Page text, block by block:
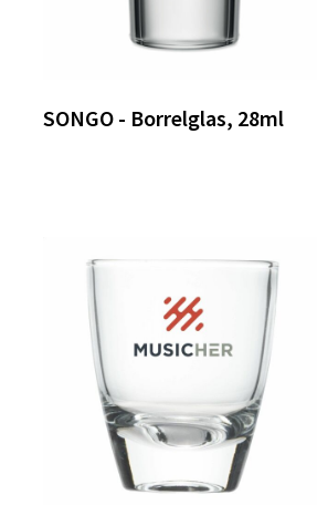
SONGO - Borrelglas, 28ml